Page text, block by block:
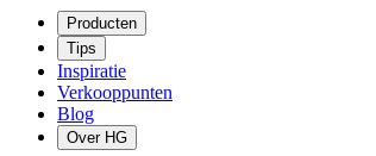
Producten
Tips
Inspiratie
Verkooppunten
Blog
Over HG